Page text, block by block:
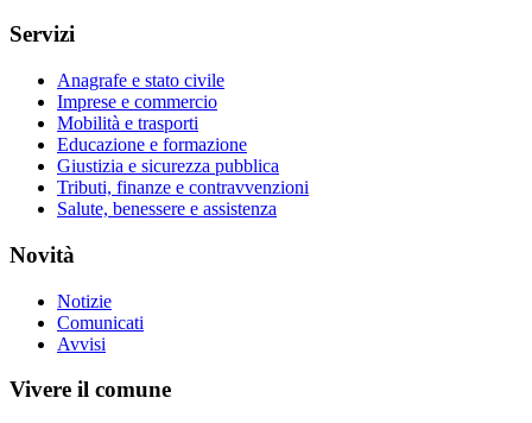
Servizi
Anagrafe e stato civile
Imprese e commercio
Mobilità e trasporti
Educazione e formazione
Giustizia e sicurezza pubblica
Tributi, finanze e contravvenzioni
Salute, benessere e assistenza
Novità
Notizie
Comunicati
Avvisi
Vivere il comune